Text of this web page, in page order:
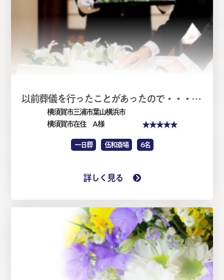
以前葬儀を行ったことがあったので・・・・家族葬1日（仏式）
横須賀市三浦市葉山横浜市
横須賀市在住 A 様
★★★★★
一日葬 伍和斎場 6名
詳しく見る